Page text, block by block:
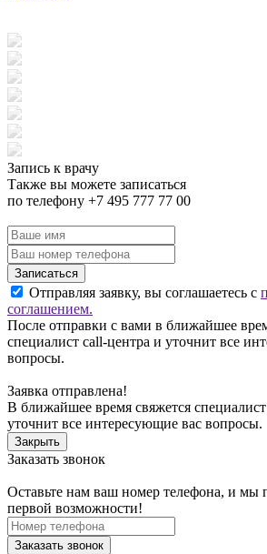
Запись к врачу
Также вы можете записаться
по телефону +7 495 777 77 00
Записаться
Отправляя заявку, вы соглашаетесь с
соглашением.
После отправки с вами в ближайшее
специалист call-центра и уточнит все
вопросы.
Заявка отправлена!
В ближайшее время свяжется
уточнит все интересующие вас вопросы.
Закрыть
Заказать звонок
Оставьте нам ваш номер телефона, и мы
первой возможности!
Заказать звонок